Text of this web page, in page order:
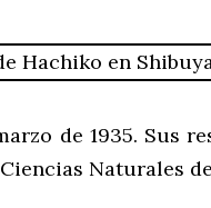
de 1935. Sus
Naturales